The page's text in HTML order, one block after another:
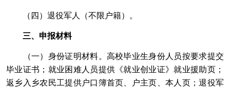
（四）退役军人（不限户籍）。
三、申报材料
（一）身份证明材料。高校毕业生身份人员按要求提交
毕业证书；就业困难人员提供《就业创业证》就业援助页；
返乡入乡农民工提供户口簿首页、户主页、本人页；退役军